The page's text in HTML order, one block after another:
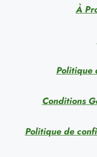
À
Politique
Conditions
Politique de